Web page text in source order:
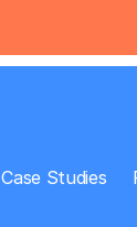
Case Studies